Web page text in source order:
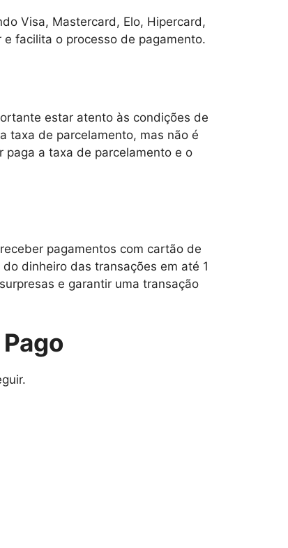
Visa, Mastercard, Elo, Hipercard,
facilita o processo de pagamento.
estar atento às condições de
taxa de parcelamento, mas não é
a taxa de parcelamento e o
pagamentos com cartão de
dinheiro das transações em até 1
e garantir uma transação